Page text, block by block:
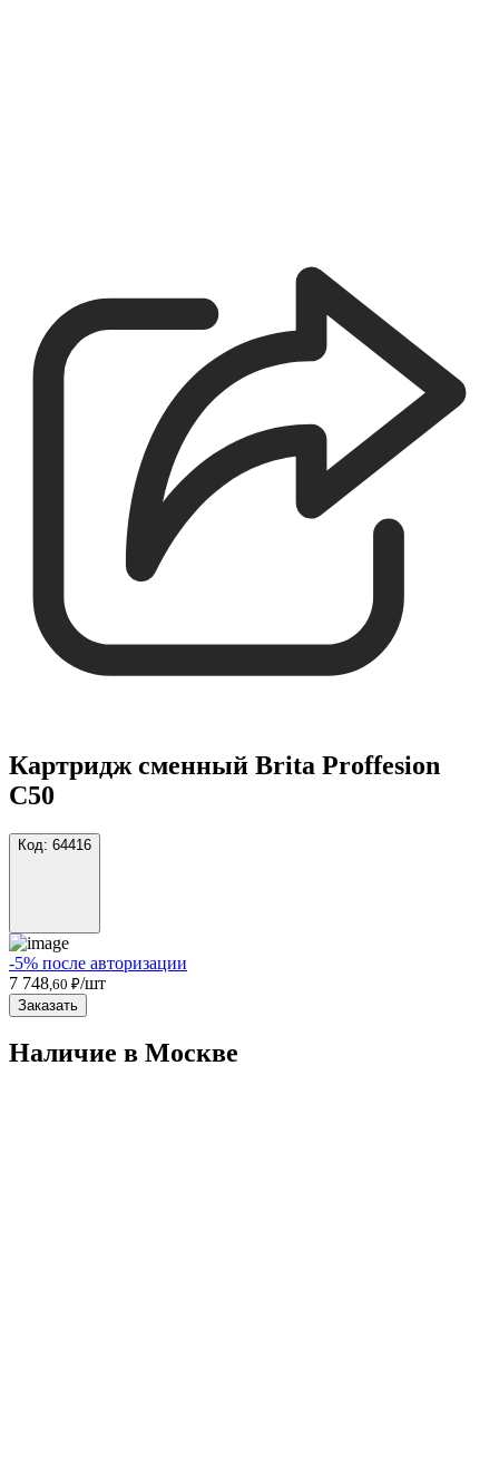
Картридж сменный Brita Proffesion
С50
Код: 64416
-5% после авторизации
7 748 ,60 ₽/шт
Заказать
Наличие в Москвe